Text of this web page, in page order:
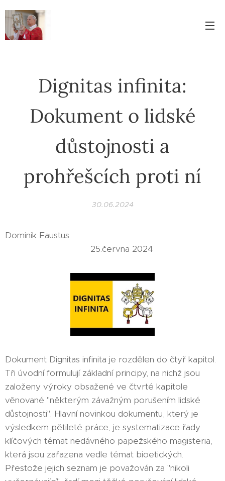
Dignitas infinita:
Dokument o lidské
důstojnosti a
prohřešcích proti ní
30.06.2024
Dominik Faustus
25.června 2024
Dokument Dignitas infinita je rozdělen do čtyř kapitol.
Tři úvodní formulují základní principy, na nichž jsou
založeny výroky obsažené ve čtvrté kapitole
věnované "některým závažným porušením lidské
důstojnosti". Hlavní novinkou dokumentu, který je
výsledkem pětileté práce, je systematizace řady
klíčových témat nedávného papežského magisteria,
která jsou zařazena vedle témat bioetických.
Přestože jejich seznam je považován za "nikoli